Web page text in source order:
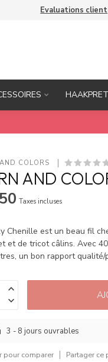
Evaluations client
COLORS
AND
Taxes incluses
Chenille est un beau fil
et de tricot câlins. Avec
un bon rapport
3 - 8 jours ouvrables
pour comparer Partager